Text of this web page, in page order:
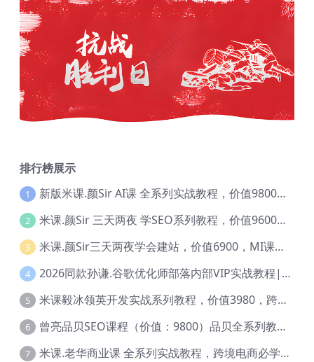
排行榜展示
1 新版米课.颜Sir AI课 全系列实战教程，价值9800，跨境首选！【Ag-0052】
2 米课.颜Sir 三天两夜 学SEO系列教程，价值9600元，跨境人都在学 【Ag-0056】
3 米课.颜Sir三天两夜学会建站，价值6900，MI课甄选课程 【Ag-0055】
4 2026同款孙谦.谷歌优化师部落内部VIP实战教程|价值4999元全网独家解码（官方报名版本）【@034】
5 米课毅冰领英开发实战系列教程，价值3980，跨境必选【Ag-0049】
6 曾亮品贝SEO课程（价值：9800）品贝全系列教程 【Ab-0022】
7 米课.老华商业课 全系列实战教程，跨境电商必学，价值16900元【Ag-0053】